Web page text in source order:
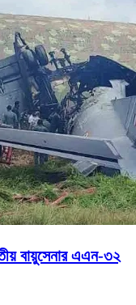
বায়ুসেনার এএন-৩২